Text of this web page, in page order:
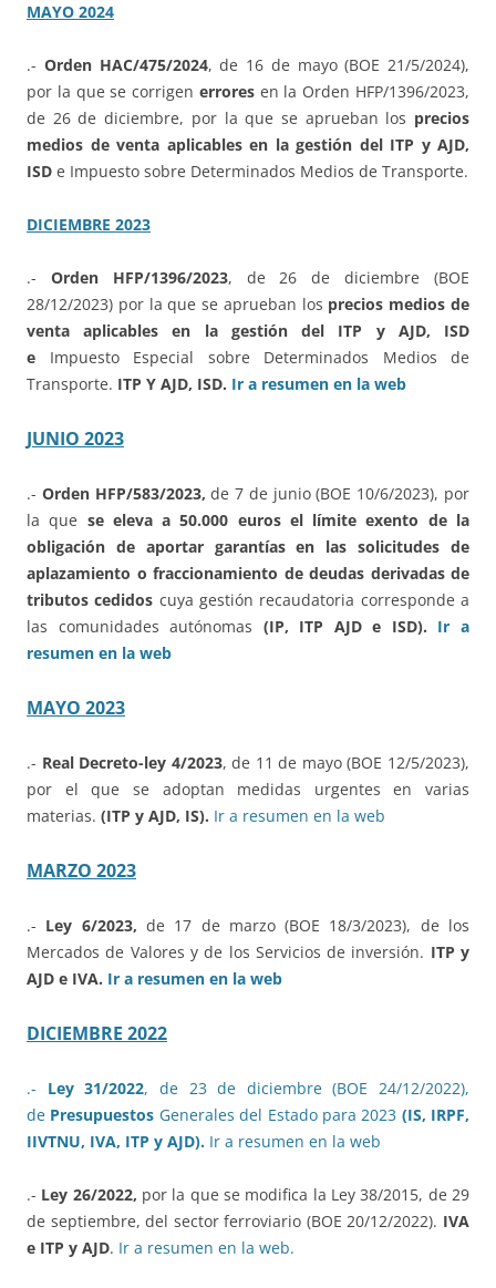
MAYO 2024
.- Orden HAC/475/2024, de 16 de mayo (BOE 21/5/2024),
por la que se corrigen erroresen la Orden HFP/1396/2023,
de 26 de diciembre, por la que se aprueban los precios
medios de venta aplicables en la gestión del ITP y AJD,
ISD e Impuesto sobre Determinados Medios de Transporte.
DICIEMBRE 2023
.- Orden HFP/1396/2023, de 26 de diciembre (BOE
28/12/2023) por la que se aprueban los precios medios de
venta aplicables en la gestión del ITP y AJD, ISD
e Impuesto Especial sobre Determinados Medios de
Transporte. ITP Y AJD, ISD. Ir a resumen en la web
JUNIO 2023
.- Orden HFP/583/2023, de 7 de junio (BOE 10/6/2023), por
la que se eleva a 50.000 euros el límite exento de la
obligación de aportar garantías en las solicitudes de
aplazamiento o fraccionamiento de deudas derivadas de
tributos cedidos cuya gestión recaudatoria corresponde a
las comunidades autónomas (IP, ITP AJD e ISD). Ir a
resumen en la web
MAYO 2023
.- Real Decreto-ley 4/2023, de 11 de mayo (BOE 12/5/2023),
por el que se adoptan medidas urgentes en varias
materias. (ITP y AJD, IS). Ir a resumen en la web
MARZO 2023
.- Ley 6/2023, de 17 de marzo (BOE 18/3/2023), de los
Mercados de Valores y de los Servicios de inversión. ITP y
AJD e IVA. Ir a resumen en la web
DICIEMBRE 2022
.- Ley 31/2022, de 23 de diciembre (BOE 24/12/2022),
de Presupuestos Generales del Estado para 2023 (IS, IRPF,
IIVTNU, IVA, ITP y AJD). Ir a resumen en la web
.- Ley 26/2022, por la que se modifica la Ley 38/2015, de 29
de septiembre, del sector ferroviario (BOE 20/12/2022). IVA
e ITP y AJD. Ir a resumen en la web.